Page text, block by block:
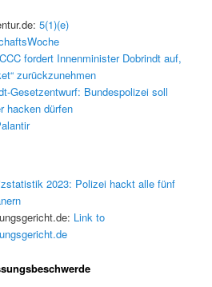
5(1)(e)
fordert Innenminister Dobrindt auf,
zurückzunehmen
Gesetzentwurf: Bundespolizei soll
hacken dürfen
2023: Polizei hackt alle fünf
Link to